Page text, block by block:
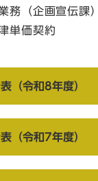
務（企画宣伝課
単価契約
（令和8年度）
（令和7年度）